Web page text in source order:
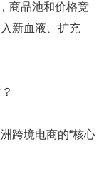
商品池和价格竞
新血液、扩充
境电商的“核心